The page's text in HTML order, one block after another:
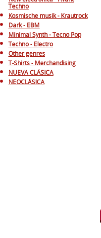
Techno
Kosmische musik - Krautrock
Dark - EBM
Minimal Synth - Tecno Pop
Techno - Electro
Other genres
T-Shirts - Merchandising
NUEVA CLÁSICA
NEOCLÁSICA